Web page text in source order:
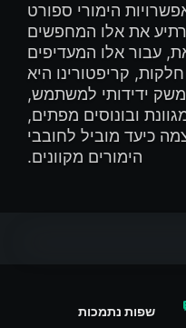
הימורי ספורט
את אלו המחפשים
עבור אלו המעדיפים
קריפטורינו היא
ידידותי למשתמש,
ובונוסים מפתים,
כיעד מוביל לחובבי
הימורים מקוונים.
שפות נתמכות